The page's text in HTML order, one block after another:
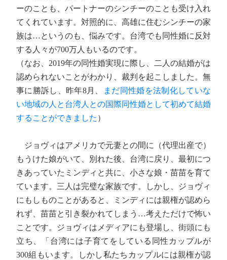
ーのことも、パートナーのシンチーのことも受け入れ
てくれています。対照的に、高雄に住むシンチーの家
族は…というのも、悩みです。台湾でも同性婚に反対
する人々が700万人もいるのです。
（なお、2019年の同性婚実現に際し、二人の結婚がは
認められないことがわかり、裁判を起こしました。無
事に勝訴し、昨年8月、
まだ同性婚を法制化していな
い地域の人と台湾人との国際同性婚として初めて結婚
することができました ）
ジョヴィはアメリカで元妻との間に（代理出産で）
もうけた娘がいて、別れた後、台湾に戻り、最初につ
きあっていたミンディと共に、小さな娘・苗苗を育て
ています。三人は完璧な家族です。しかし、ジョヴィ
にもしものことがあると、ミンディには親権が認めら
れず、苗苗と引き裂かれてしまう…考えただけで怖い
ことです。ジョヴィはメディアにも登場し、街頭にも
立ち、「台湾には子育てをしている同性カップルが
300組もいます。しかし私たちカップルには親権が認